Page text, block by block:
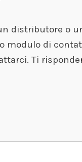
distributore o
modulo di
Ti